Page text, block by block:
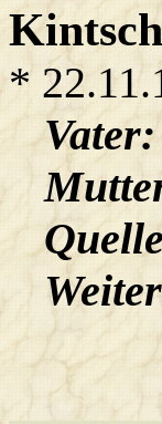
*
Vater: